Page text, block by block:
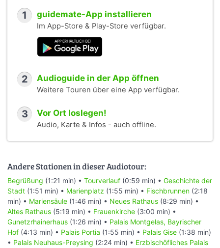
1 guidemate-App installieren
Im App-Store & Play-Store verfügbar.
2 Audioguide in der App öffnen
Weitere Touren über eine App verfügbar.
3 Vor Ort loslegen!
Audio, Karte & Infos - auch offline.
Andere Stationen in dieser Audiotour:
Begrüßung (1:21 min) • Tourverlauf (0:59 min) • Geschichte der
Stadt (1:51 min) • Marienplatz (1:55 min) • Fischbrunnen (2:18
min) • Mariensäule (1:46 min) • Neues Rathaus (8:29 min) •
Altes Rathaus (5:19 min) • Frauenkirche (3:00 min) •
Gunetzrhainerhaus (1:26 min) • Palais Montgelas, Bayrischer
Hof (4:13 min) • Palais Portia (1:55 min) • Palais Gise (1:38 min)
• Palais Neuhaus-Preysing (2:24 min) • Erzbischöfliches Palais